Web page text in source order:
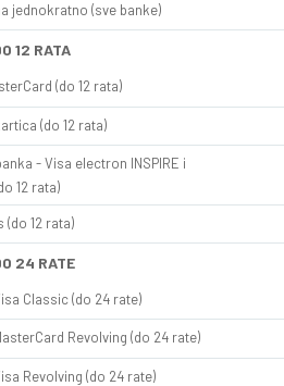
jednokratno (sve banke)
12 RATA
(do 12 rata)
(do 12 rata)
- Visa electron INSPIRE i
12 rata)
(do 12 rata)
24 RATE
Classic (do 24 rate)
Revolving (do 24 rate)
Revolving (do 24 rate)